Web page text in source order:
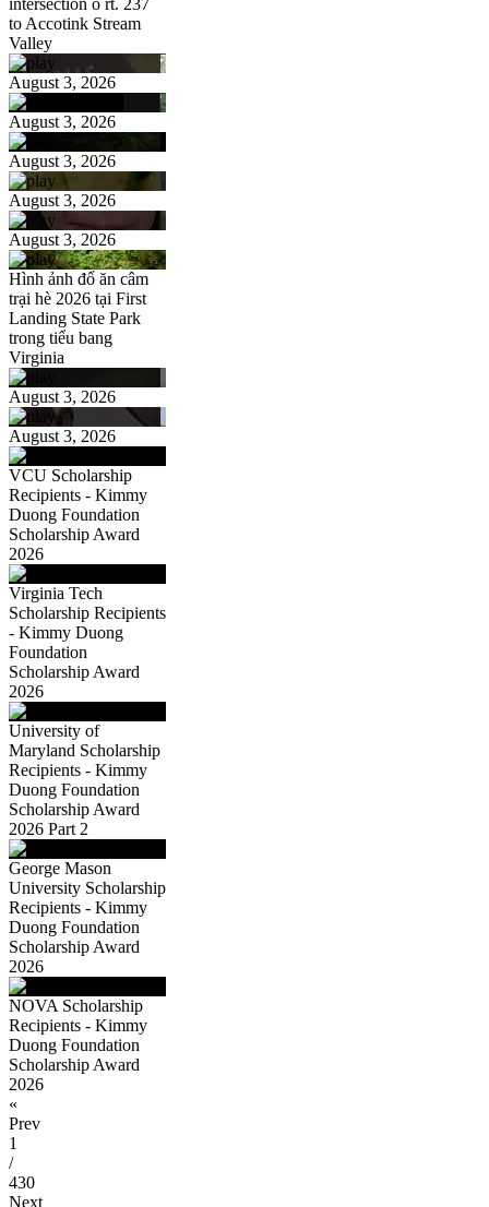
intersection ò rt. 237
to Accotink Stream
Valley
August 3, 2026
August 3, 2026
August 3, 2026
August 3, 2026
August 3, 2026
Hình ảnh đổ ăn câm
trại hè 2026 tại First
Landing State Park
trong tiểu bang
Virginia
August 3, 2026
August 3, 2026
VCU Scholarship
Recipients - Kimmy
Duong Foundation
Scholarship Award
2026
Virginia Tech
Scholarship Recipients
- Kimmy Duong
Foundation
Scholarship Award
2026
University of
Maryland Scholarship
Recipients - Kimmy
Duong Foundation
Scholarship Award
2026 Part 2
George Mason
University Scholarship
Recipients - Kimmy
Duong Foundation
Scholarship Award
2026
NOVA Scholarship
Recipients - Kimmy
Duong Foundation
Scholarship Award
2026
«
Prev
1
/
430
Next